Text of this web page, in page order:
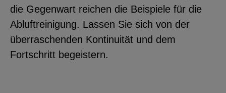
die Gegenwart reichen die Beispiele für die
Abluftreinigung. Lassen Sie sich von der
überraschenden Kontinuität und dem
Fortschritt begeistern.